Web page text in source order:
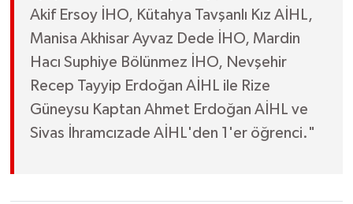
Akif Ersoy İHO, Kütahya Tavşanlı Kız AİHL,
Manisa Akhisar Ayvaz Dede İHO, Mardin
Hacı Suphiye Bölünmez İHO, Nevşehir
Recep Tayyip Erdoğan AİHL ile Rize
Güneysu Kaptan Ahmet Erdoğan AİHL ve
Sivas İhramcızade AİHL'den 1'er öğrenci."